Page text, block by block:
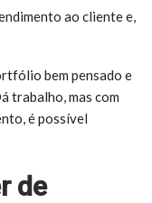
ao cliente e,
bem pensado e
trabalho, mas com
é possível
de